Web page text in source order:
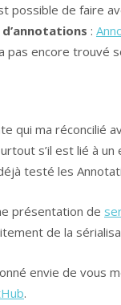
possible de faire
:
pas encore trouvé
qui ma réconcilié
s’il est lié à
testé les
présentation de
de la
envie de vous
.